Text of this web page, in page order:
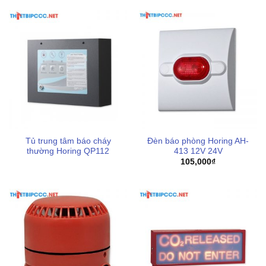
pccc levu liên hệ 0898123114 để được hỗ trợ kịp thời.
Nếu quý khách có nhu cầu mua và sử dụng
bình chữa
chính hãng chất lượng cao đạt đủ các yêu cầu an
toàn pccc cùng hiệu quả sử dụng tối đa,Thiết bị PCCC
tự hào là đơn vị thương mại cung cấpthiết bị pccc
chính hãng, trong đó có các thương hiệu sản xuất uy tín
cho khách hàng những giải pháp an toàn đích thực trong
lĩnh vực phòng cháy chữa cháy. Chúng tôi luôn sẵn sàng
chu đáo hơn!
Thông tin liên hệ thiết bị PCCC LEVU
Địa chỉ: 286 QL1A, Tam Bình, Thủ Đức, TP. Hồ Chí
Tủ trung tâm báo cháy
thường Horing QP112
Đèn báo phòng Horing AH-
413 12V 24V
105,000₫